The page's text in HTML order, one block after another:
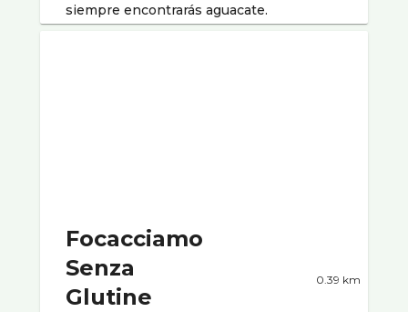
siempre encontrarás aguacate.
Focacciamo
Senza
Glutine
0.39 km